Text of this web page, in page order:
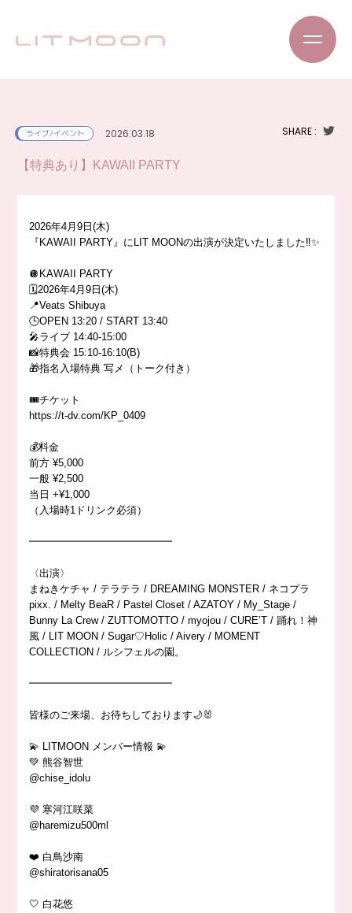
ライブ/イベント 2026.03.18 SHARE :
【特典あり】KAWAII PARTY
2026年4月9日(木)
『KAWAII PARTY』にLIT MOONの出演が決定いたしました‼️✨
🪩KAWAII PARTY
🗓️2026年4月9日(木)
📍Veats Shibuya
🕒OPEN 13:20 / START 13:40
🎤ライブ 14:40-15:00
📸特典会 15:10-16:10(B)
🎁指名入場特典 写メ（トーク付き）
🎟️チケット
https://t-dv.com/KP_0409
💰料金
前方 ¥5,000
一般 ¥2,500
当日 +¥1,000
（入場時1ドリンク必須）
━━━━━━━━━━━━━━
〈出演〉
まねきケチャ / テラテラ / DREAMING MONSTER / ネコプラ
pixx. / Melty BeaR / Pastel Closet / AZATOY / My_Stage /
Bunny La Crew / ZUTTOMOTTO / myojou / CURE’T / 踊れ！神
風 / LIT MOON / Sugar♡Holic / Aivery / MOMENT
COLLECTION / ルシフェルの園。
━━━━━━━━━━━━━━
皆様のご来場、お待ちしております🌙🐰
💫 LITMOON メンバー情報 💫
💚 熊谷智世
@chise_idolu
💜 寒河江咲菜
@haremizu500ml
❤️ 白鳥沙南
@shiratorisana05
🤍 白花悠